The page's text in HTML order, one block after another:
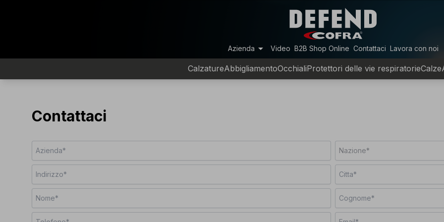
Azienda arrow_drop_down Video B2B Shop Online Contattaci Lavora con noi
CalzatureAbbigliamentoOcchialiProtettori delle vie respiratorieCalze
Contattaci
Nazione*